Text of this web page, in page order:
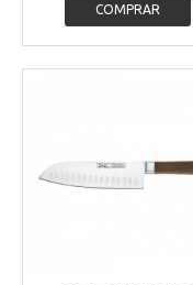
COMPRAR